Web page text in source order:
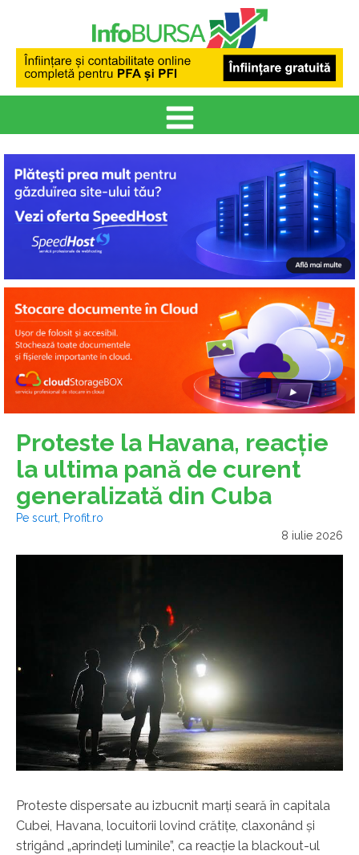
Proteste la Havana, reacție
la ultima pană de curent
generalizată din Cuba
Pe scurt, Profit.ro
8 iulie 2026
Proteste dispersate au izbucnit marți seară în capitala
Cubei, Havana, locuitorii lovind crătițe, claxonând și
strigând „aprindeți luminile”, ca reacție la blackout-ul